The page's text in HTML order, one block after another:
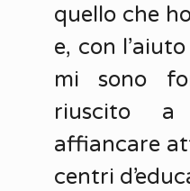
quello che
e, con
mi sono
riuscito a
affiancare
centri